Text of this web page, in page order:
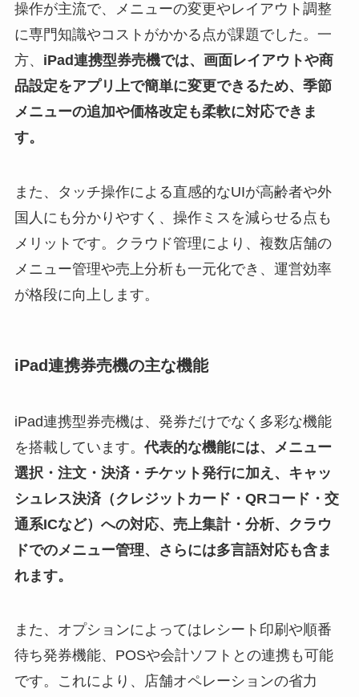
操作が主流で、メニューの変更やレイアウト調整
に専門知識やコストがかかる点が課題でした。一
方、 iPad連携型券売機では、画面レイアウトや商
品設定をアプリ上で簡単に変更できるため、季節
メニューの追加や価格改定も柔軟に対応できま
す。
また、タッチ操作による直感的なUIが高齢者や外
国人にも分かりやすく、操作ミスを減らせる点も
メリットです。クラウド管理により、複数店舗の
メニュー管理や売上分析も一元化でき、運営効率
が格段に向上します。
iPad連携券売機の主な機能
iPad連携型券売機は、発券だけでなく多彩な機能
を搭載しています。 代表的な機能には、メニュー
選択・注文・決済・チケット発行に加え、キャッ
シュレス決済（クレジットカード・QRコード・交
通系ICなど）への対応、売上集計・分析、クラウ
ドでのメニュー管理、さらには多言語対応も含ま
れます。
また、オプションによってはレシート印刷や順番
待ち発券機能、POSや会計ソフトとの連携も可能
です。これにより、店舗オペレーションの省力